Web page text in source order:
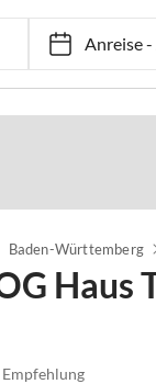
Anreise-
Baden-Württemberg
Haus
Empfehlung